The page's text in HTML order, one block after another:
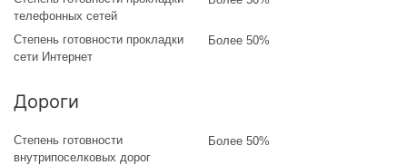
телефонных сетей
Степень готовности прокладки
сети Интернет
Более 50%
Дороги
Степень готовности
внутрипоселковых дорог
Более 50%